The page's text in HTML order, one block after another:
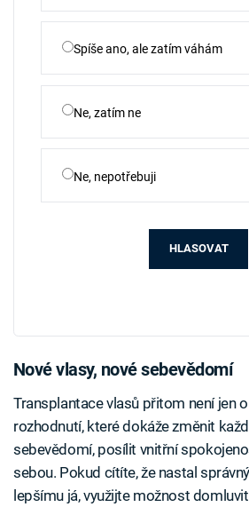
Spíše ano, ale zatím váhám
Ne, zatím ne
Ne, nepotřebuji
HLASOVAT
Nové vlasy, nové sebevědomí
Transplantace vlasů přitom není jen
rozhodnutí, které dokáže změnit
sebevědomí, posílit vnitřní
sebou. Pokud cítíte, že nastal
lepšímu já, využijte možnost